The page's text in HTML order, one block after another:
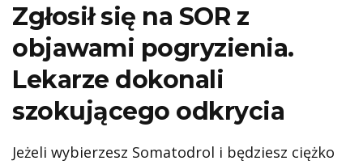
Zgłosił się na SOR z
objawami pogryzienia.
Lekarze dokonali
szokującego odkrycia
Jeżeli wybierzesz Somatodrol i będziesz ciężko